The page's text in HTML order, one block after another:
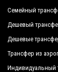
Семейный
Дешевый
Дешевые
Трансфер из
Индивидуальный